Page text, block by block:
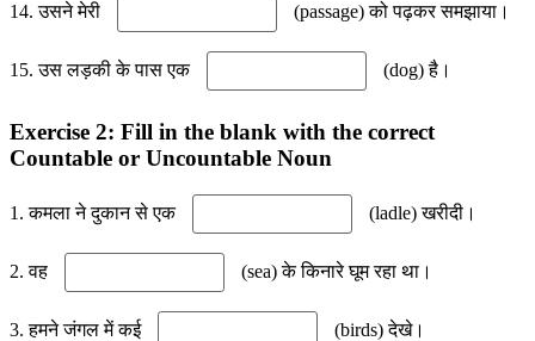
14. उसने मेरी (passage) को पढ़कर समझाया।
15. उस लड़की के पास एक (dog) है।
Exercise 2: Fill in the blank with the correct
Countable or Uncountable Noun
1. कमला ने दुकान से एक (ladle) खरीदी।
2. वह (sea) के किनारे घूम रहा था।
3. हमने जंगल में कई (birds) देखे।